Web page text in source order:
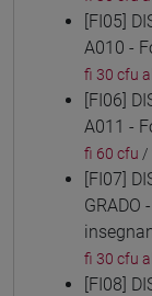
[FI05]
A010 -
fi 30 cfu
[FI06]
A011 -
fi 60 cfu /
[FI07]
GRADO
fi 30 cfu
[FI08]